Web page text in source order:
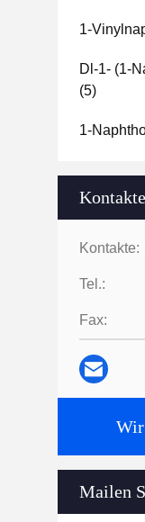
1-
Dl-1- (1-
(5)
1-
Kontakte
Kontakte:
Tel.:
Fax:
Wir
Mailen